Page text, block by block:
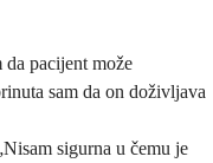
da pacijent može
sam da on doživljava
sigurna u čemu je